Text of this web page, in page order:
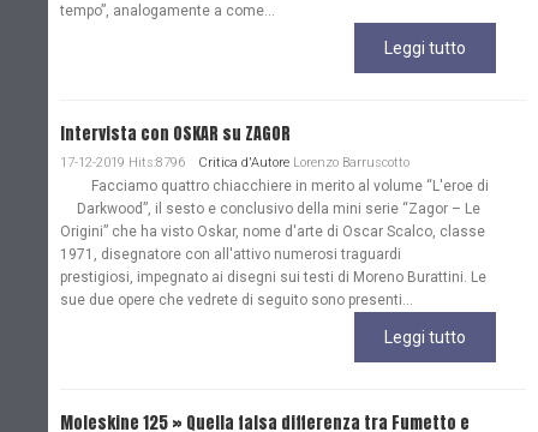
tempo”, analogamente a come...
Leggi tutto
Intervista con OSKAR su ZAGOR
17-12-2019 Hits:8796 Critica d'Autore Lorenzo Barruscotto
Facciamo quattro chiacchiere in merito al volume “L'eroe di
Darkwood”, il sesto e conclusivo della mini serie “Zagor – Le
Origini” che ha visto Oskar, nome d'arte di Oscar Scalco, classe
1971, disegnatore con all'attivo numerosi traguardi
prestigiosi, impegnato ai disegni sui testi di Moreno Burattini. Le
sue due opere che vedrete di seguito sono presenti...
Leggi tutto
Moleskine 125 » Quella falsa differenza tra Fumetto e